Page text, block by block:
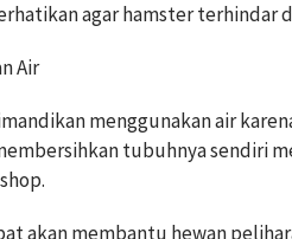
agar hamster terhindar
Air
menggunakan air
tubuhnya sendiri
akan membantu hewan